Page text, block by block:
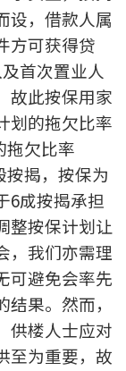
繁
Limited 版权所有
设，借款人属
方可获得贷
首次置业人
故此按保用家
划的拖欠比率
拖欠比率
揭，按保为
6成按揭承担
整按保计划让
，我们亦需理
可避免会率先
果。然而，
供楼人士应对
至为重要，故